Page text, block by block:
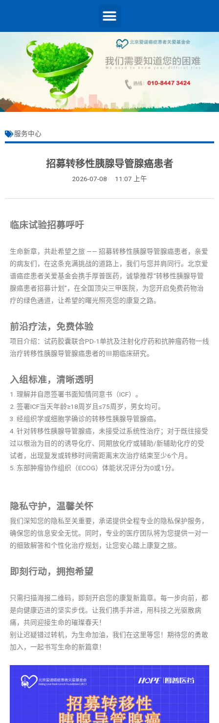
服务中心
招募转移性胰腺导管腺癌患者
2026-07-08 11:07 上午
临床试验招募呼吁
生命新章，共赴希望之旅 —— 招募转移性胰腺导管腺癌患者，亲爱
的病友们，在这条充满挑战的道路上，我们与您并肩同行。北京爱
谱癌症患者关爱基金会携手厚普医药，诚挚推荐“转移性胰腺导管
腺癌患者招募计划”，在全国顶尖三甲医院，为您开启免费药物治
疗的绿色通道，让希望的曙光照亮您的康复之路。
前沿疗法，免费体验
项目介绍：试药胶囊联合PD-1单抗及注射化疗药和抗肿瘤药物一线
治疗转移性胰腺导管腺癌患者的Ⅲ期临床研究。
入组标准，清晰透明
1. 理解并自愿签署书面知情同意书（ICF）。
2. 签署ICF当天年龄≥18周岁且≤75周岁，男女均可。
3. 经组织学或细胞学确诊的转移性胰腺导管腺癌。
4. 针对转移性胰腺导管腺癌，未接受过系统性治疗；对于既往接受
过以根治为目的的诱导化疗、同期放化疗或辅助/新辅助化疗的受
试者，出现复发或转移时间需距离末次治疗结束至少6个月。
5. 东部肿瘤协作组织（ECOG）体能状况评分为0或1分。
隐私守护，温馨关怀
我们深知您的隐私至关重要，承诺提供全程专业的隐私保护服务，
确保您的信息安全无忧。同时，专业的医疗团队将为您提供一对一
的细致解答和个性化治疗规划，让您安心踏上康复之旅。
即刻行动，拥抱希望
只需扫描海报二维码，即刻开启您的康复新篇章。每一步向前，都
是向健康迈进的坚实步伐。让我们携手并进，用科技之光驱散病
痛，共同迎接生命的璀璨春天！
别让迟疑错过转机，为生命加油，我们在这里等您！期待您的勇敢
加入，一起书写生命的新篇章！